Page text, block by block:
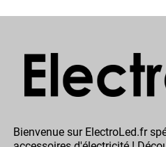
Bienvenue sur ElectroLed.fr